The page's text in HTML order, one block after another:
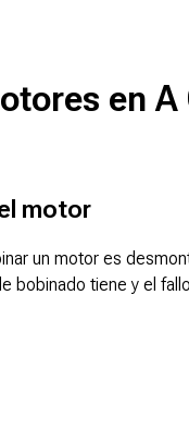
en A
motor
un motor es
bobinado tiene y el